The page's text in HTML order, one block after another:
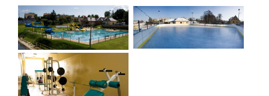
Infrastruktur für Sportcamps ausmachen, bilden
ein zusammenhängendes Ganzes.
Außerdem gibt es zahlreiche Fahrrad- (wir haben
einen Fahrradverleih) und Wanderwege, die durch
die grüne, hügelige Landschaft führen und es